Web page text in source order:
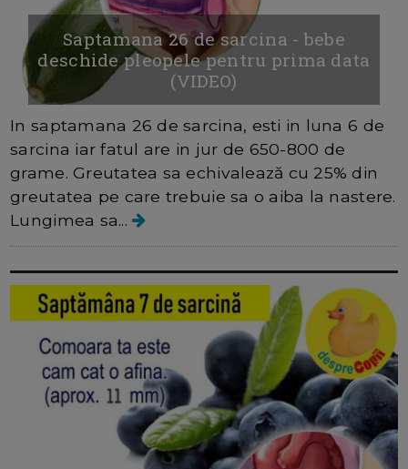
Saptamana 26 de sarcina - bebe
deschide pleopele pentru prima data
(VIDEO)
In saptamana 26 de sarcina, esti in luna 6 de
sarcina iar fatul are in jur de 650-800 de
grame. Greutatea sa echivalează cu 25% din
greutatea pe care trebuie sa o aiba la nastere.
Lungimea sa...